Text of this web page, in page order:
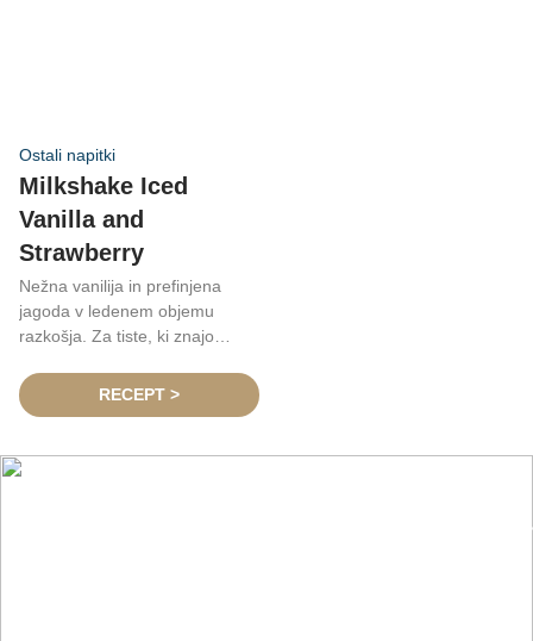
Ostali napitki
Milkshake Iced
Vanilla and
Strawberry
Nežna vanilija in prefinjena
jagoda v ledenem objemu
razkošja. Za tiste, ki znajo
RECEPT >
Nasveti, trendi in novosti iz sveta